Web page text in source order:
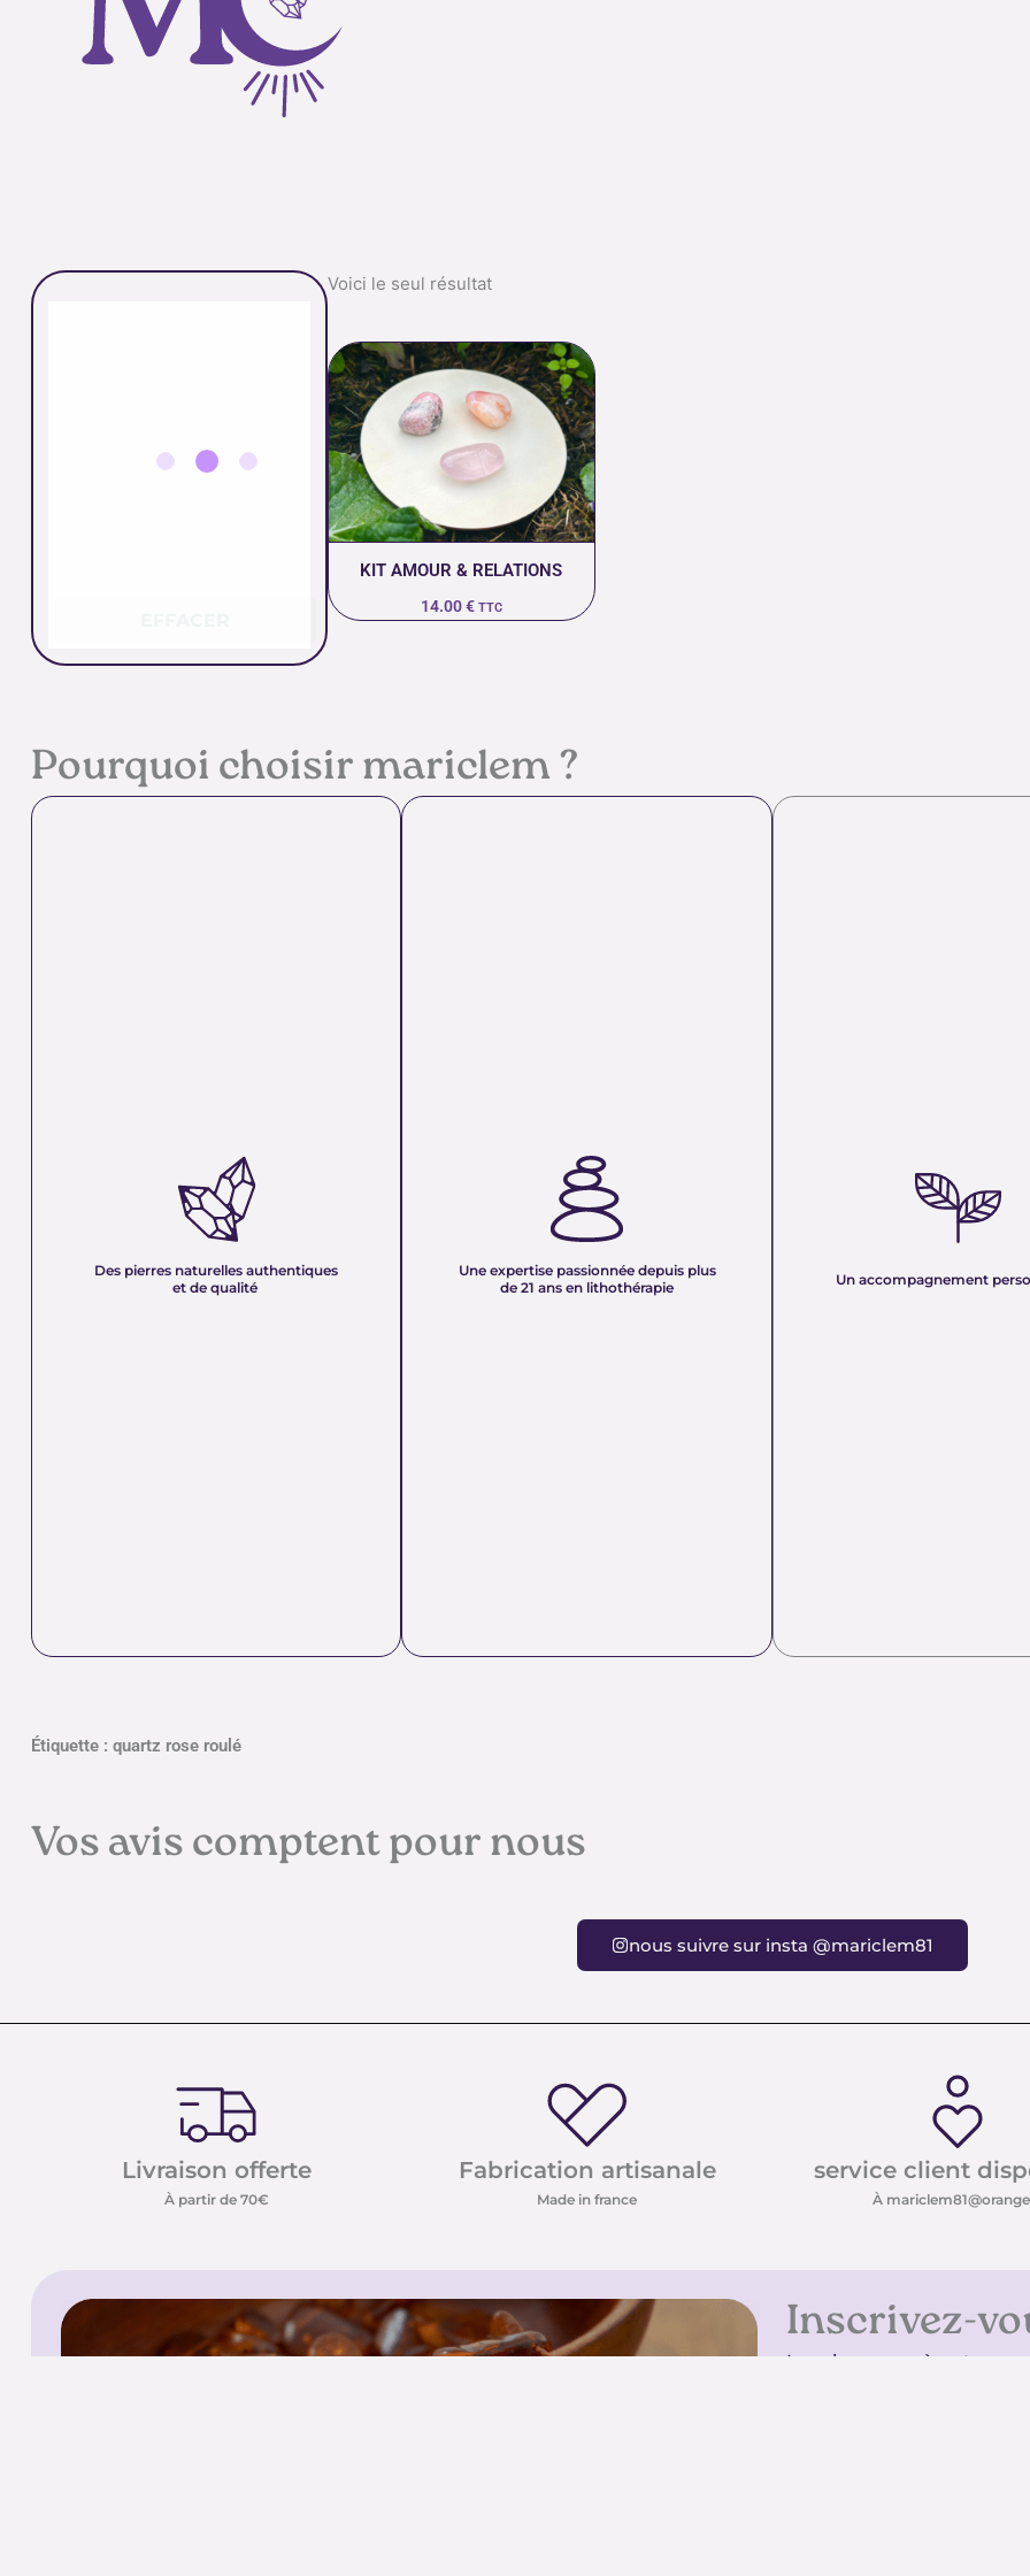
Voici le seul résultat
KIT AMOUR & RELATIONS
14.00€ TTC
Pourquoi choisir mariclem ?
Des pierres naturelles authentiques
et de qualité
AUTHENTIQUES ET DE QUALITÉ :
Nous sélectionnons rigoureusement nos
minéraux pour vous offrir des pierres 100 %
pure. Chaque cristal est choisi pour sa beauté, sa
vibration et son authenticité afin de vous garantir
Une expertise passionnée depuis plus
de 21 ans en lithothérapie
PLUS DE 21 ANS EN LITHOTHÉRAPIE :
Forte d’une expérience de plus de deux
décennies, notre équipe vous partage son savoir
mettons nos connaissances en lithothérapie à
votre service pour vous accompagner dans votre
Un accompagnement
Nous sélectionnons
minéraux pour vous offrir des
naturelles, non traitées et chargées
vibration et son authenticité afin
un produit à la hauteur de vos
Étiquette : quartz rose roulé
Vos avis comptent pour nous
nous suivre sur insta @mariclem81
Livraison offerte
À partir de 70€
Fabrication artisanale
Made in france
service client
À
Inscrivez-
Inscrivez-vous à notre